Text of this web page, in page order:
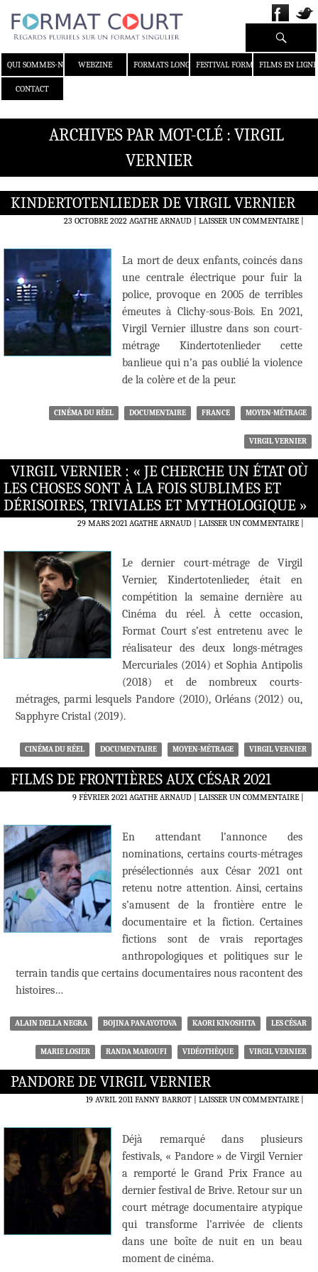
QUI SOMMES-NOUS ?WEBZINE FORMATS LONGS FESTIVAL FORMAT COURT
FILMS EN LIGNE
CONTACT
Recherche
ARCHIVES PAR MOT-CLÉ : VIRGIL
VERNIER
KINDERTOTENLIEDER DE VIRGIL VERNIER
23 OCTOBRE 2022 AGATHE ARNAUD LAISSER UN COMMENTAIRE|
La mort de deux enfants, coincés dans
une centrale électrique pour fuir la
police, provoque en 2005 de terribles
émeutes à Clichy-sous-Bois. En 2021,
Virgil Vernier illustre dans son court-
métrage Kindertotenlieder cette
banlieue qui n’a pas oublié la violence
de la colère et de la peur.
CINÉMA DU RÉEL DOCUMENTAIRE FRANCE MOYEN-MÉTRAGE
VIRGIL VERNIER
VIRGIL VERNIER : « JE CHERCHE UN ÉTAT OÙ
LES CHOSES SONT À LA FOIS SUBLIMES ET
DÉRISOIRES, TRIVIALES ET MYTHOLOGIQUE »
29 MARS 2021 AGATHE ARNAUD LAISSER UN COMMENTAIRE|
Le dernier court-métrage de Virgil
Vernier, Kindertotenlieder, était en
compétition la semaine dernière au
Cinéma du réel. À cette occasion,
Format Court s’est entretenu avec le
réalisateur des deux longs-métrages
Mercuriales (2014) et Sophia Antipolis
(2018) et de nombreux courts-
métrages, parmi lesquels Pandore (2010), Orléans (2012) ou,
Sapphyre Cristal (2019).
CINÉMA DU RÉEL DOCUMENTAIRE MOYEN-MÉTRAGE VIRGIL VERNIER
FILMS DE FRONTIÈRES AUX CÉSAR 2021
9 FÉVRIER 2021 AGATHE ARNAUD LAISSER UN COMMENTAIRE|
En attendant l’annonce des
nominations, certains courts-métrages
présélectionnés aux César 2021 ont
retenu notre attention. Ainsi, certains
s’amusent de la frontière entre le
documentaire et la fiction. Certaines
fictions sont de vrais reportages
anthropologiques et politiques sur le
terrain tandis que certains documentaires nous racontent des
histoires…
ALAIN DELLA NEGRA BOJINA PANAYOTOVA KAORI KINOSHITA LES CÉSAR
MARIE LOSIER RANDA MAROUFI VIDÉOTHÈQUE VIRGIL VERNIER
PANDORE DE VIRGIL VERNIER
19 AVRIL 2011 FANNY BARROT LAISSER UN COMMENTAIRE|
Déjà remarqué dans plusieurs
festivals, « Pandore » de Virgil Vernier
a remporté le Grand Prix France au
dernier festival de Brive. Retour sur un
court métrage documentaire atypique
qui transforme l’arrivée de clients
dans une boîte de nuit en un beau
moment de cinéma.